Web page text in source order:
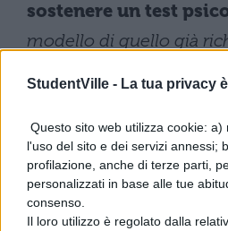
StudentVille - La tua privacy
Questo sito web utilizza cookie:
l'uso del sito e dei servizi annessi;
profilazione, anche di terze parti,
personalizzati in base alle tue
consenso.
Il loro utilizzo è regolato dalla
sostenere un test
modello di quello già
per le forze armate, che
maniera sana con gli
grado di gestire una
Chi era Mahsa